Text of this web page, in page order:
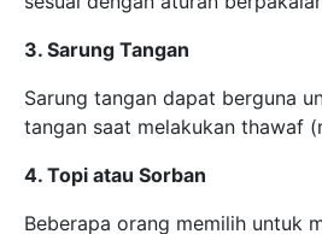
3. Sarung Tangan
Sarung tangan dapat berguna
tangan saat melakukan thawaf
4. Topi atau Sorban
Beberapa orang memilih untuk